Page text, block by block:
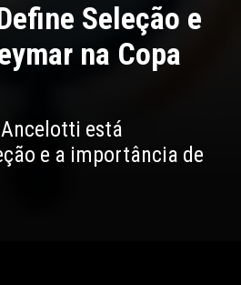
Seleção e
na Copa
está
e a importância de